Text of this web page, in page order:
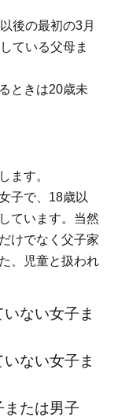
後の最初の3月
ている父母ま
ときは20歳未
ます。
子で、18歳以
ています。当然
けでなく父子家
、児童と扱われ
ない女子ま
ない女子ま
たは男子